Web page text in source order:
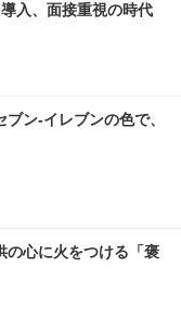
入、面接重視の時代
ン‐イレブンの色で、
の心に火をつける「褒